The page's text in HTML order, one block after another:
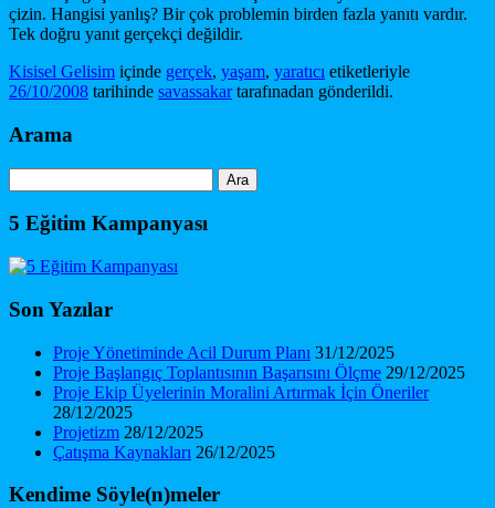
çizin. Hangisi yanlış? Bir çok problemin birden fazla yanıtı vardır.
Tek doğru yanıt gerçekçi değildir.
Kisisel Gelisim içinde gerçek, yaşam, yaratıcı etiketleriyle
26/10/2008 tarihinde savassakartarafınadan gönderildi.
Arama
5 Eğitim Kampanyası
Son Yazılar
Proje Yönetiminde Acil Durum Planı 31/12/2025
Proje Başlangıç Toplantısının Başarısını Ölçme 29/12/2025
Proje Ekip Üyelerinin Moralini Artırmak İçin Öneriler
28/12/2025
Projetizm 28/12/2025
Çatışma Kaynakları 26/12/2025
Kendime Söyle(n)meler